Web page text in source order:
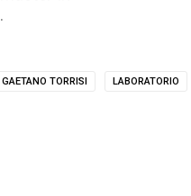
.
GAETANO TORRISI LABORATORIO